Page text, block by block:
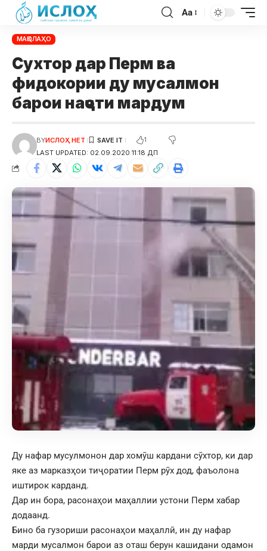
Aa
МАҚОЛАҲО
Сухтор дар Перм ва
фидокории ду мусалмон
барои наҷоти мардум
LAST UPDATED: 02.09.2020 11:18 ДП
BYИСЛОҲ НЕТ 1
Ду нафар мусулмонон дар хомӯш кардани сӯхтор, ки дар
яке аз марказҳои тиҷоратии Перм рӯх дод, фаъолона
иштирок карданд.
Дар ин бора, расонаҳои маҳаллии устони Перм хабар
додаанд.
Бино ба гузориши расонаҳои маҳаллӣ, ин ду нафар
марди мусалмон барои аз оташ берун кашидани одамон